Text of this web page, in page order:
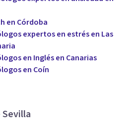
en Córdoba
expertos en estrés en Las
en Inglés en Canarias
en Coín
Sevilla